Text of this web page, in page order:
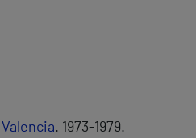
. 1973-1979.